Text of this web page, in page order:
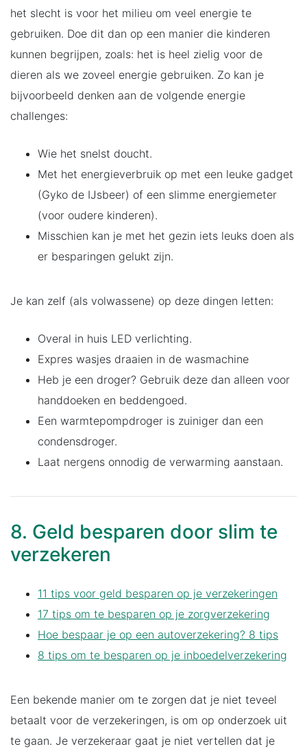
het slecht is voor het milieu om veel energie te
gebruiken. Doe dit dan op een manier die kinderen
kunnen begrijpen, zoals: het is heel zielig voor de
dieren als we zoveel energie gebruiken. Zo kan je
bijvoorbeeld denken aan de volgende energie
challenges:
Wie het snelst doucht.
Met het energieverbruik op met een leuke gadget
(Gyko de IJsbeer) of een slimme energiemeter
(voor oudere kinderen).
Misschien kan je met het gezin iets leuks doen als
er besparingen gelukt zijn.
Je kan zelf (als volwassene) op deze dingen letten:
Overal in huis LED verlichting.
Expres wasjes draaien in de wasmachine
Heb je een droger? Gebruik deze dan alleen voor
handdoeken en beddengoed.
Een warmtepompdroger is zuiniger dan een
condensdroger.
Laat nergens onnodig de verwarming aanstaan.
8. Geld besparen door slim te
verzekeren
11 tips voor geld besparen op je verzekeringen
17 tips om te besparen op je zorgverzekering
Hoe bespaar je op een autoverzekering? 8 tips
8 tips om te besparen op je inboedelverzekering
Een bekende manier om te zorgen dat je niet teveel
betaalt voor de verzekeringen, is om op onderzoek uit
te gaan. Je verzekeraar gaat je niet vertellen dat je